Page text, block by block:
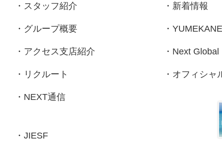
・ スタッフ紹介
・ グループ概要
・ アクセス支店紹介
・ リクルート
・ NEXT通信
・ 新着情報
・
・ Next Global
・ オフィシャ
・ JIESF